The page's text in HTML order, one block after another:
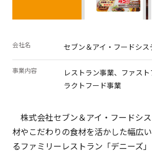
会社名 セブン＆アイ・フードシス
事業内容
レストラン事業、ファス
ラクトフード事業
株式会社セブン＆アイ・フードシ
材やこだわりの食材を活かした幅広
るファミリーレストラン「デニーズ